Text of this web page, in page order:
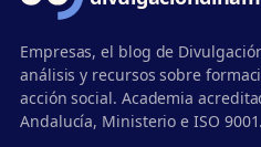
Empresas, el blog de
análisis y recursos sobre
acción social. Academia
Andalucía, Ministerio e ISO 9001.